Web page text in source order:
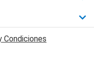
Condiciones